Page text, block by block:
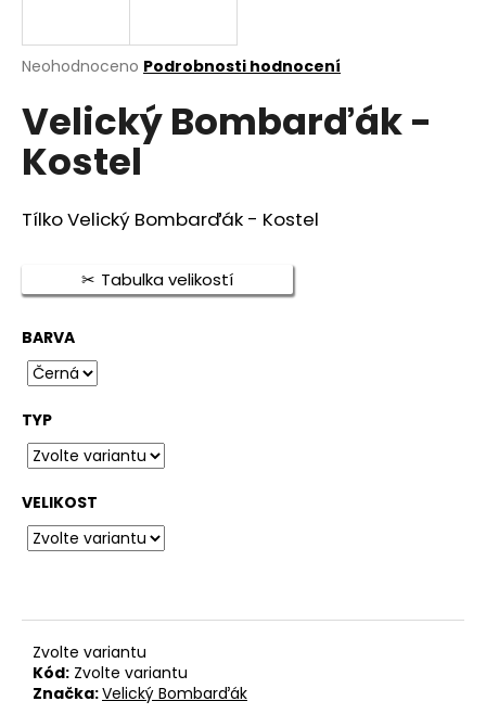
Průměrné
produktu
je
0,0
hvězdiček.
Neohodnoceno Podrobnosti hodnocení
Velický Bombarďák -
Kostel
Tílko Velický Bombarďák - Kostel
Tabulka velikostí
BARVA
TYP
VELIKOST
Zvolte variantu
Kód: Zvolte variantu
Značka:Velický Bombarďák
j
í
t
?
D
o
p
o
r
u
č
u
e
BAVLNĚNÉ
TRIČKO